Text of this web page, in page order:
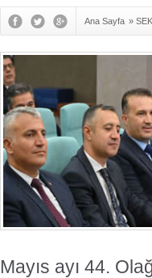
Ana Sayfa »
Mayıs ayı 44.